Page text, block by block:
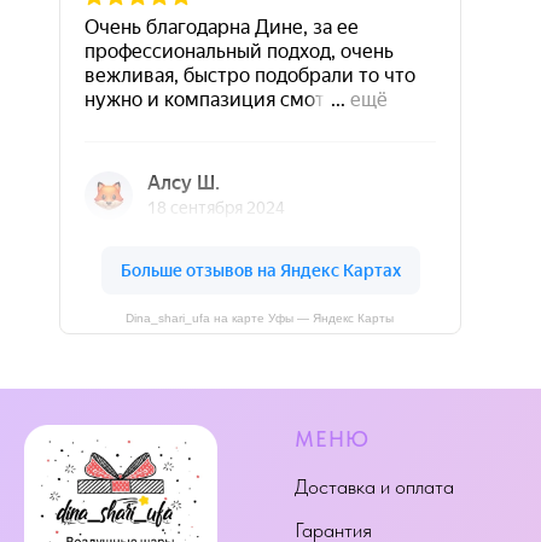
Dina_shari_ufa на карте Уфы — Яндекс Карты
МЕНЮ
Доставка и оплата
Гарантия